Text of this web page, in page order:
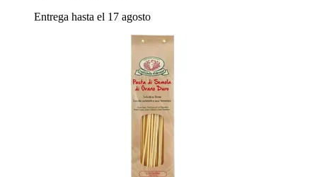
Entrega hasta el 17 agosto